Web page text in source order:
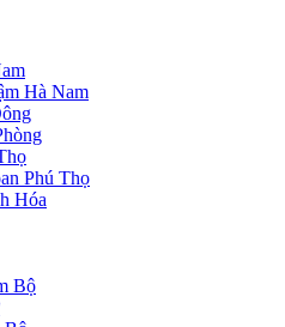
Hà Nam
Phú Thọ
Hóa
Bộ